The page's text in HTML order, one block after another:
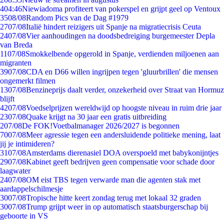
404:46Niewiadoma profiteert van pokerspel en grijpt geel op Ventoux
3508/08Random Pics van de Dag #1979
2707/08Italië hindert reizigers uit Spanje na migratiecrisis Ceuta
2407/08Vier aanhoudingen na doodsbedreiging burgemeester Depla
van Breda
1107/08Smokkelbende opgerold in Spanje, verdienden miljoenen aan
migranten
3907/08CDA en D66 willen ingrijpen tegen 'gluurbrillen' die mensen
ongemerkt filmen
1307/08Benzineprijs daalt verder, onzekerheid over Straat van Hormuz
blijft
4207/08Voedselprijzen wereldwijd op hoogste niveau in ruim drie jaar
2307/08Quake krijgt na 30 jaar een gratis uitbreiding
207/08De FOK!Voetbalmanager 2026/2027 is begonnen
7007/08Meer agressie tegen een andersluidende politieke mening, laat
jij je intimideren?
3107/08Amsterdams dierenasiel DOA overspoeld met babykonijntjes
2907/08Kabinet geeft bedrijven geen compensatie voor schade door
laagwater
2407/08OM eist TBS tegen verwarde man die agenten stak met
aardappelschilmesje
3007/08Tropische hitte keert zondag terug met lokaal 32 graden
3007/08Trump grijpt weer in op automatisch staatsburgerschap bij
geboorte in VS